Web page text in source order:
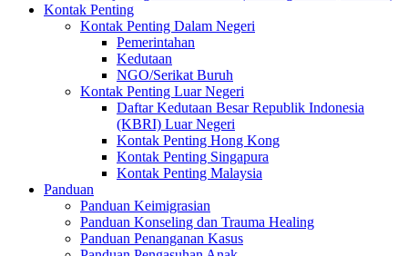
Kontak Penting
Kontak Penting Dalam Negeri
Pemerintahan
Kedutaan
NGO/Serikat Buruh
Kontak Penting Luar Negeri
Daftar Kedutaan Besar Republik Indonesia
(KBRI) Luar Negeri
Kontak Penting Hong Kong
Kontak Penting Singapura
Kontak Penting Malaysia
Panduan
Panduan Keimigrasian
Panduan Konseling dan Trauma Healing
Panduan Penanganan Kasus